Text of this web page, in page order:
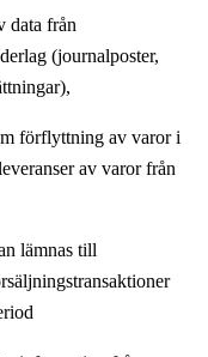
data från
(journalposter,
förflyttning av varor i
av varor från
lämnas till